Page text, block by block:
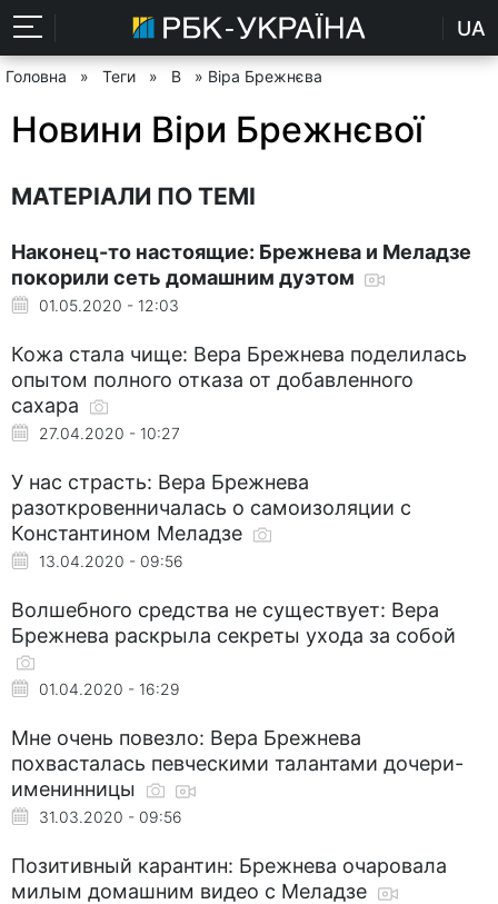
UA
Головна » Теги » В » Віра Брежнєва
Новини Віри Брежнєвої
МАТЕРІАЛИ ПО ТЕМІ
Наконец-то настоящие: Брежнева и Меладзе
покорили сеть домашним дуэтом
01.05.2020 - 12:03
Кожа стала чище: Вера Брежнева поделилась
опытом полного отказа от добавленного
сахара
27.04.2020 - 10:27
У нас страсть: Вера Брежнева
разоткровенничалась о самоизоляции с
Константином Меладзе
13.04.2020 - 09:56
Волшебного средства не существует: Вера
Брежнева раскрыла секреты ухода за собой
01.04.2020 - 16:29
Мне очень повезло: Вера Брежнева
похвасталась певческими талантами дочери-
именинницы
31.03.2020 - 09:56
Позитивный карантин: Брежнева очаровала
милым домашним видео с Меладзе